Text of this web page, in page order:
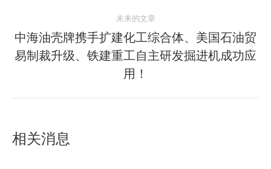
文
章：
未来的文章
未
来
中海油壳牌携手扩建化工综合体、美国石油贸
易制裁升级、铁建重工自主研发掘进机成功应
用！
相关消息